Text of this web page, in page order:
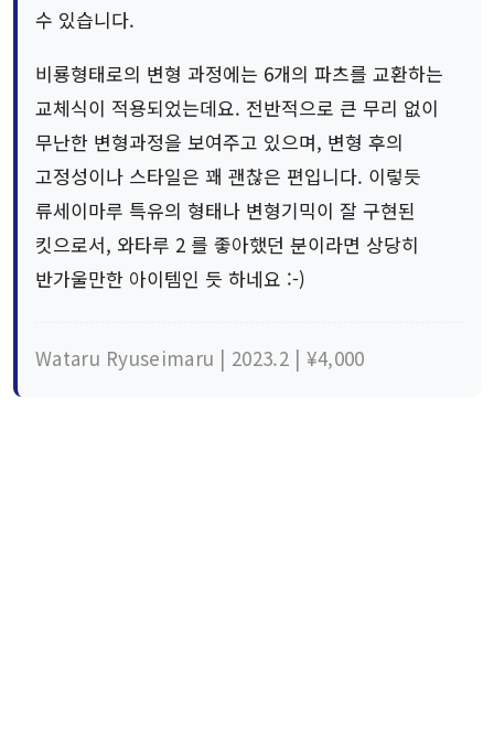
수 있습니다.
비룡형태로의 변형 과정에는 6개의 파츠를 교환하는
교체식이 적용되었는데요. 전반적으로 큰 무리 없이
무난한 변형과정을 보여주고 있으며, 변형 후의
고정성이나 스타일은 꽤 괜찮은 편입니다. 이렇듯
류세이마루 특유의 형태나 변형기믹이 잘 구현된
킷으로서, 와타루 2 를 좋아했던 분이라면 상당히
반가울만한 아이템인 듯 하네요 :-)
Wataru Ryuseimaru | 2023.2 | ¥4,000